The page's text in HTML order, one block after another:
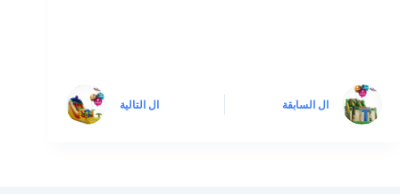
ال السابقة ال التالية